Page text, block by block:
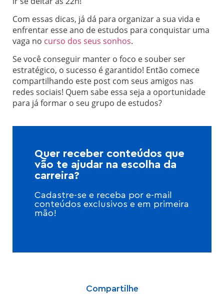
Com essas dicas, já dá para organizar a sua vida e
enfrentar esse ano de estudos para conquistar uma
vaga no curso dos seus sonhos.
Se você conseguir manter o foco e souber ser
estratégico, o sucesso é garantido! Então comece
compartilhando este post com seus amigos nas
redes sociais! Quem sabe essa seja a oportunidade
para já formar o seu grupo de estudos?
Quer receber conteúdos que
vão te ajudar na escolha da
carreira?
Cadastre-se e receba por e-mail
conteúdos exclusivos e em primeira
mão!
Compartilhe